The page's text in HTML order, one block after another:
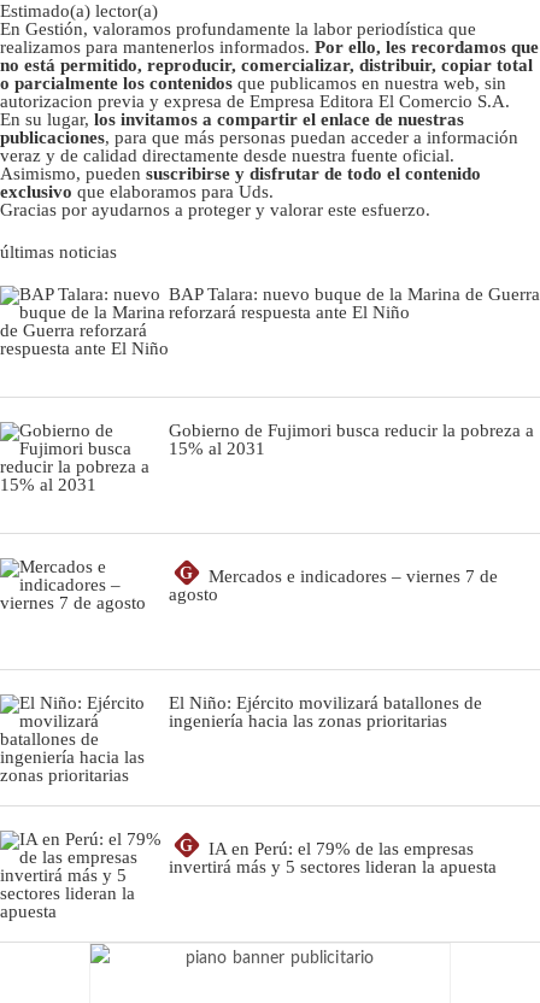
Estimado(a) lector(a)
En Gestión, valoramos profundamente la labor periodística que
realizamos para mantenerlos informados. Por ello, les recordamos que
no está permitido, reproducir, comercializar, distribuir, copiar total
o parcialmente los contenidos que publicamos en nuestra web, sin
autorizacion previa y expresa de Empresa Editora El Comercio S.A.
En su lugar, los invitamos a compartir el enlace de nuestras
publicaciones, para que más personas puedan acceder a información
veraz y de calidad directamente desde nuestra fuente oficial.
Asimismo, pueden suscribirse y disfrutar de todo el contenido
exclusivo que elaboramos para Uds.
Gracias por ayudarnos a proteger y valorar este esfuerzo.
últimas noticias
BAP Talara: nuevo buque de la Marina de Guerra
reforzará respuesta ante El Niño
Gobierno de Fujimori busca reducir la pobreza a
15% al 2031
G
Mercados e indicadores – viernes 7 de
agosto
El Niño: Ejército movilizará batallones de
ingeniería hacia las zonas prioritarias
G
IA en Perú: el 79% de las empresas
invertirá más y 5 sectores lideran la apuesta